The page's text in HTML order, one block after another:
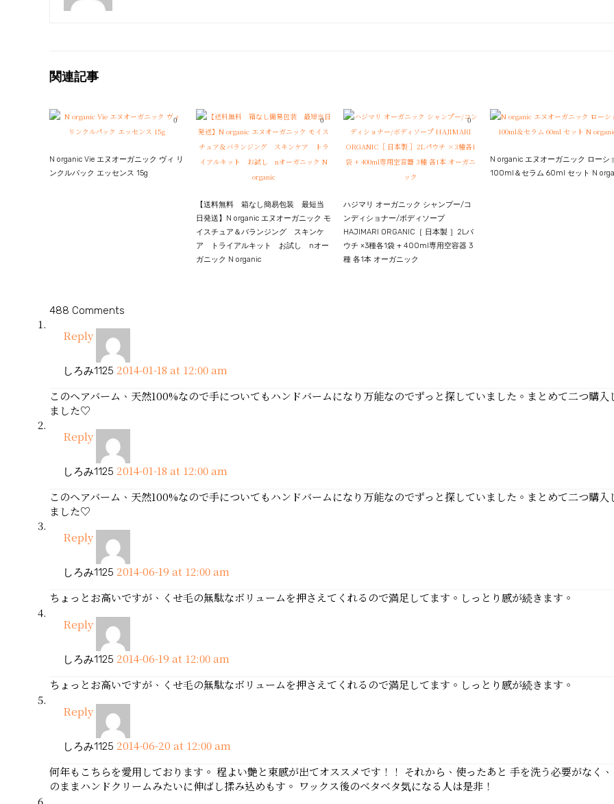
関連記事
0
N organic Vie エヌオーガニック ヴィ リ
ンクルパック エッセンス 15g
0
【送料無料 箱なし簡易包装 最短当
日発送】N organic エヌオーガニック モ
イスチュア＆バランジング スキンケ
ア トライアルキット お試し nオー
ガニック N organic
0
ハジマリ オーガニック シャンプー/コ
ンディショナー/ボディソープ
HAJIMARI ORGANIC［ 日本製 ］2Lパ
ウチ ×3種各1袋 + 400ml専用空容器 3
種 各1本 オーガニック
N organic エヌオーガニック ローシ
100ml＆セラム 60ml セット N
488 Comments
Reply
しろみ1125 2014-01-18 at 12:00 am
このヘアバーム、天然100%なので手についてもハンドバームになり万能なのでずっと探していました。まとめて二つ購入
ました♡
Reply
しろみ1125 2014-01-18 at 12:00 am
このヘアバーム、天然100%なので手についてもハンドバームになり万能なのでずっと探していました。まとめて二つ購入
ました♡
Reply
しろみ1125 2014-06-19 at 12:00 am
ちょっとお高いですが、くせ毛の無駄なボリュームを押さえてくれるので満足してます。しっとり感が続きます。
Reply
しろみ1125 2014-06-19 at 12:00 am
ちょっとお高いですが、くせ毛の無駄なボリュームを押さえてくれるので満足してます。しっとり感が続きます。
Reply
しろみ1125 2014-06-20 at 12:00 am
何年もこちらを愛用しております。 程よい艶と束感が出てオススメです！！ それから、使ったあと 手を洗う必要がなく
のままハンドクリームみたいに伸ばし揉み込めもす。 ワックス後のベタベタ気になる人は是非！